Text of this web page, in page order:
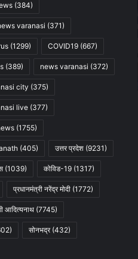
(384)
varanasi (371)
(1299) COVID19 (667)
(389) news varanasi (372)
city (375)
live (377)
(1755)
(405) उत्तर प्रदेश (9231)
(1039) कोविड-19 (1317)
प्रधानमंत्री नरेंद्र मोदी (1772)
आदित्यनाथ (7745)
सोनभद्र(432)